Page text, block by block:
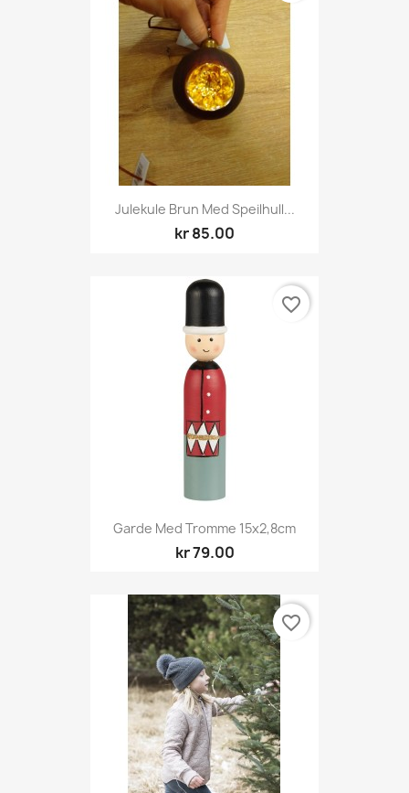
Julekule Brun Med Speilhull...
kr 85.00
Garde Med Tromme 15x2,8cm
kr 79.00
favorite_border
favorite_border